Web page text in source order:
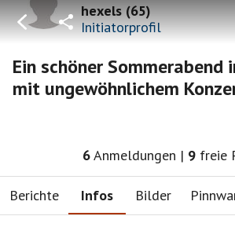
hexels(65)
Initiatorprofil
Ein schöner Sommerabend
mit ungewöhnlichem
6Anmeldungen | 9 freie
Berichte Infos Bilder